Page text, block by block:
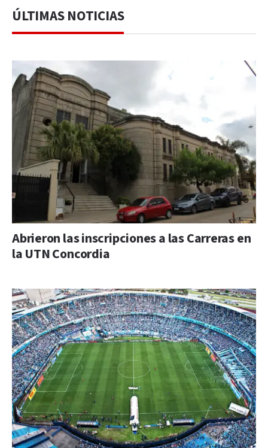
ÚLTIMAS NOTICIAS
Abrieron las inscripciones a las Carreras en
la UTN Concordia